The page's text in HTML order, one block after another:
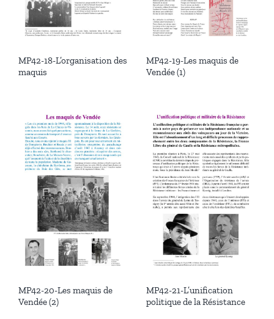
MP42-18-L’organisation des
maquis
MP42-19-Les maquis de
Vendée (1)
MP42-20-Les maquis de
Vendée (2)
MP42-21-L’unification
politique de la Résistance